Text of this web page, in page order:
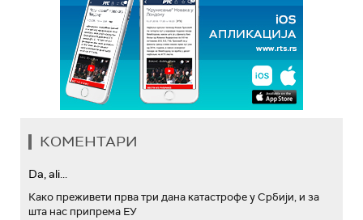
КОМЕНТАРИ
Da, ali...
Како преживети прва три дана катастрофе у Србији, и за
шта нас припрема ЕУ